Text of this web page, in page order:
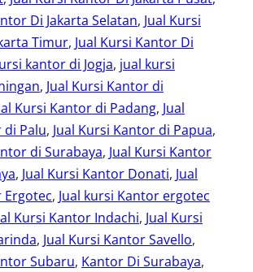
Di Jakarta Selatan, Jual Kursi
Timur, Jual Kursi Kantor Di
kantor di Jogja, jual kursi
, Jual Kursi Kantor di
Kursi Kantor di Padang, Jual
di Palu, Jual Kursi Kantor di Papua
di Surabaya, Jual Kursi Kantor
, Jual Kursi Kantor Donati, Jual
Ergotec, Jual kursi Kantor ergotec
Kursi Kantor Indachi, Jual Kursi
, Jual Kursi Kantor Savello
Subaru, Kantor Di Surabaya